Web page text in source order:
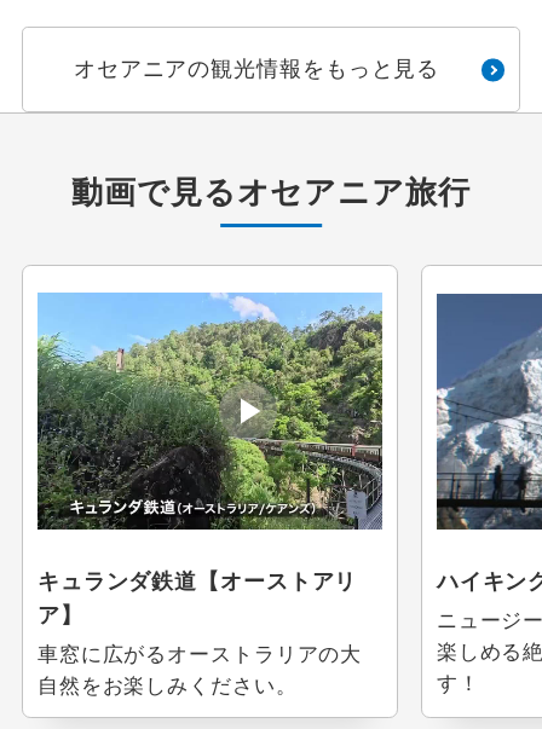
設定する
設定する
設定する
設定する
指定
設定する
設定する
設定する
オセアニアの観光情報をもっと見る
動画で見るオセアニア旅行
キュランダ鉄道【オーストアリ
ア】
車窓に広がるオーストラリアの大
自然をお楽しみください。
ハイキン
ニュージ
楽しめる
す！